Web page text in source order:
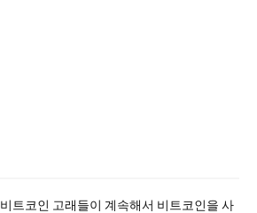
비트코인 고래들이 계속해서 비트코인을 사